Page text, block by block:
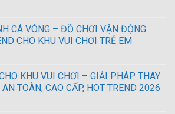
CÁ VÒNG – ĐỒ CHƠI VẬN ĐỘNG
CHO KHU VUI CHƠI TRẺ EM
KHU VUI CHƠI – GIẢI PHÁP THAY
AN TOÀN, CAO CẤP, HOT TREND 2026